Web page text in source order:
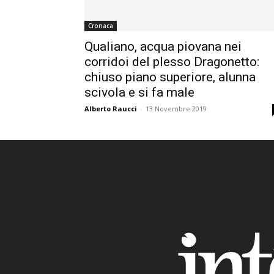
Cronaca
Qualiano, acqua piovana nei
corridoi del plesso Dragonetto:
chiuso piano superiore, alunna
scivola e si fa male
Alberto Raucci - 13 Novembre 2019